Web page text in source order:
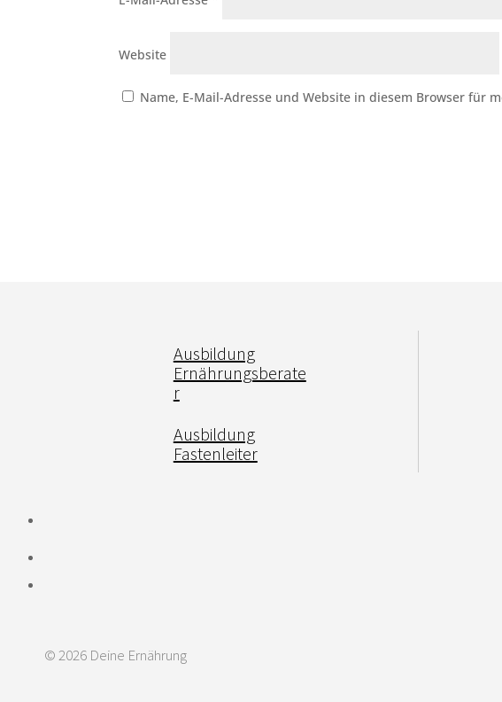
Website
Name, E-Mail-Adresse und Website in diesem Browser für
Ausbildung
Ernährungsberate
r
Ausbildung
Fastenleiter
© 2026 Deine Ernährung